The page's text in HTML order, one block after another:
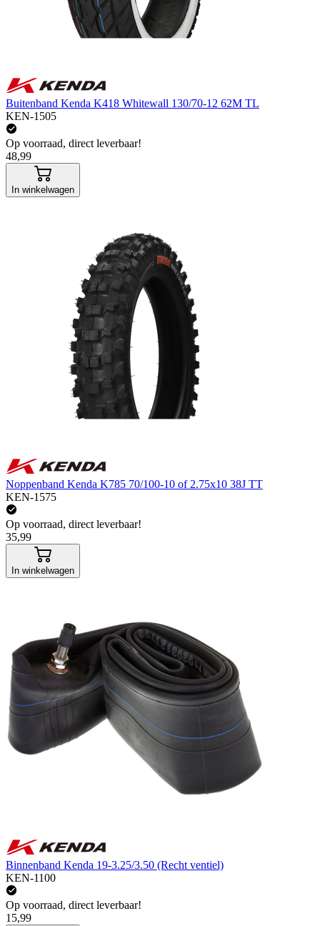
Buitenband Kenda K418 Whitewall 130/70-12 62M TL
KEN-1505
Op voorraad, direct leverbaar!
48,99
In winkelwagen
Noppenband Kenda K785 70/100-10 of 2.75x10 38J TT
KEN-1575
Op voorraad, direct leverbaar!
35,99
In winkelwagen
Binnenband Kenda 19-3.25/3.50 (Recht ventiel)
KEN-1100
Op voorraad, direct leverbaar!
15,99